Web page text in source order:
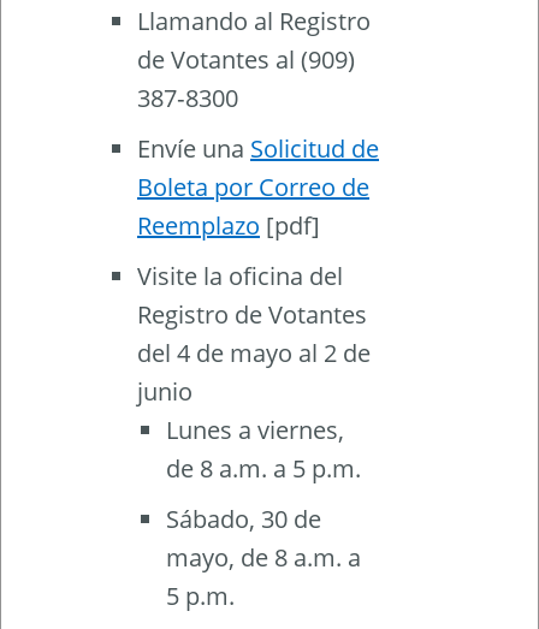
Llamando al Registro
de Votantes al (909)
387‑8300
Envíe una Solicitud de
Boleta por Correo de
Reemplazo [pdf]
Visite la oficina del
Registro de Votantes
del 4 de mayo al 2 de
junio
Lunes a viernes,
de 8 a.m. a 5 p.m.
Sábado, 30 de
mayo, de 8 a.m. a
5 p.m.